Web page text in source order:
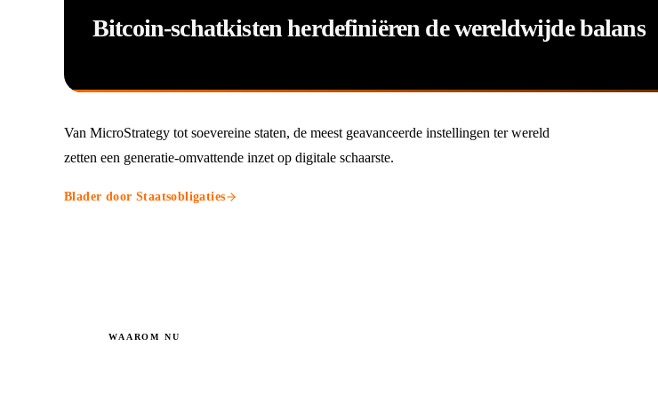
Bitcoin-schatkisten herdefiniëren de wereldwijde balans
Van MicroStrategy tot soevereine staten, de meest geavanceerde instellingen ter wereld
zetten een generatie-omvattende inzet op digitale schaarste.
Blader door Staatsobligaties
WAAROM NU